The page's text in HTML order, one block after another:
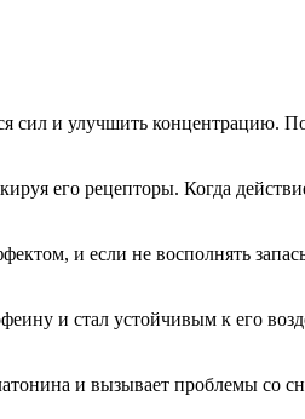
сил и улучшить концентрацию.
его рецепторы. Когда
и если не восполнять
и стал устойчивым к его
и вызывает проблемы со